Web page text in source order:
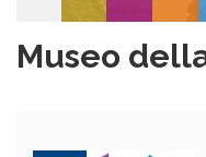
Museo